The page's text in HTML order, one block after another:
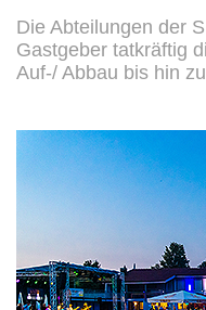
Die Abteilungen der
Gastgeber tatkräftig
Auf-/ Abbau bis hin